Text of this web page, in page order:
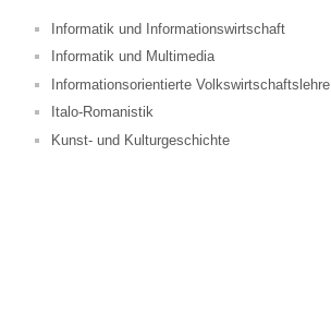
Informatik und Informationswirtschaft
Informatik und Multimedia
Informationsorientierte Volkswirtschaftslehre
Italo-Romanistik
Kunst- und Kulturgeschichte